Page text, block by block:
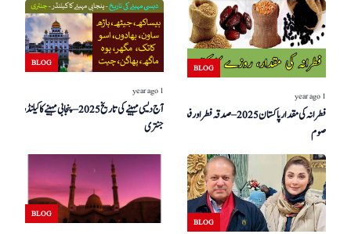
BLOG
1 year ago
آج دیسی مہینے کی تاریخ 2025 – پنجابی مہینے کا کیلنڈر –
جنتری
BLOG
1 year ago
فطرانہ کی مقدار پاکستان 2025 – صدقہ فطر اور فدیہ
صوم
BLOG
BLOG